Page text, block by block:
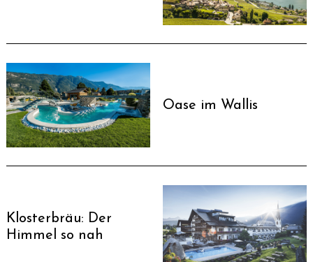
Oase im Wallis
Klosterbräu: Der
Himmel so nah